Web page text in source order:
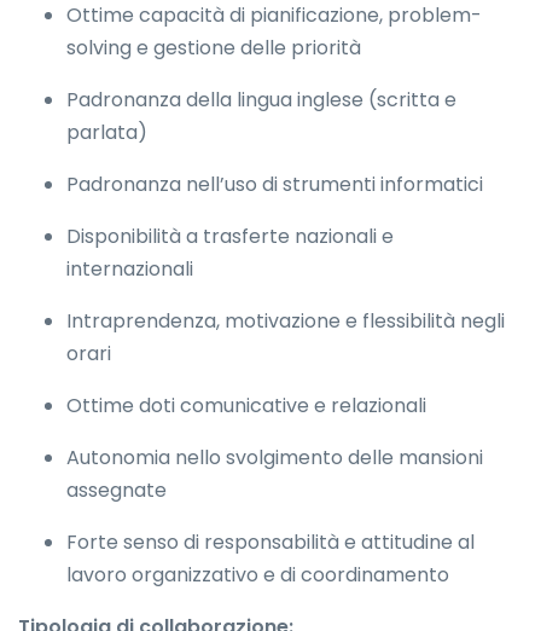
Ottime capacità di pianificazione, problem-
solving e gestione delle priorità
Padronanza della lingua inglese (scritta e
parlata)
Padronanza nell’uso di strumenti informatici
Disponibilità a trasferte nazionali e
internazionali
Intraprendenza, motivazione e flessibilità negli
orari
Ottime doti comunicative e relazionali
Autonomia nello svolgimento delle mansioni
assegnate
Forte senso di responsabilità e attitudine al
lavoro organizzativo e di coordinamento